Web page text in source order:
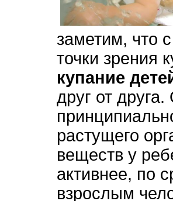
заметим, что
точки зрения
купание
друг от
растущего
веществ у
активнее, по
взрослым